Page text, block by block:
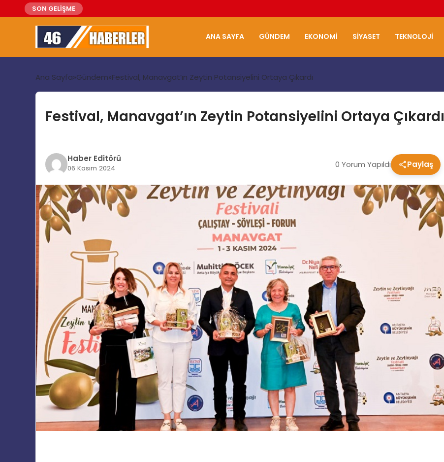
SON GELİŞME
ANA SAYFA GÜNDEM EKONOMI SIYASET TEKNOLOJI
Ana Sayfa Gündem Festival, Manavgat’ın Zeytin Potansiyelini Ortaya Çıkardı
Festival, Manavgat’ın Zeytin Potansiyelini Ortaya Çıkardı
Haber Editörü
06 Kasım 2024 0 Yorum Yapıldı Paylaş